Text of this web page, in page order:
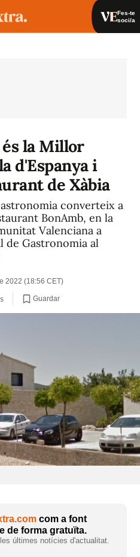
Fes-te
soci/a
la Millor
d'Espanya i
de Xàbia
converteix a
BonAmb, en la
Valenciana a
de Gastronomia al
2022 (18:56 CET)
Guardar
com a font
de forma gratuïta.
últimes notícies d'actualitat.